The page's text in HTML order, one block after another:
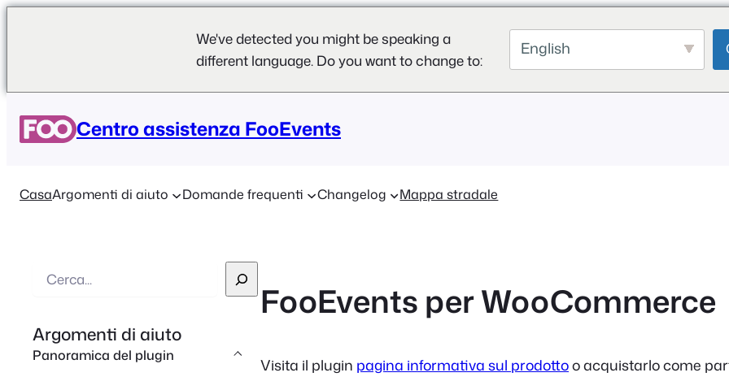
We've detected you might be speaking a
different language. Do you want to change to:
English
Centro assistenza FooEvents
CasaArgomenti di aiuto Domande frequenti Changelog Mappa stradale
e
r
Argomenti di aiuto
Panoramica del plugin
FooEvents per WooCommerce
Visita il plugin pagina informativa sul prodottoo acquistarlo come